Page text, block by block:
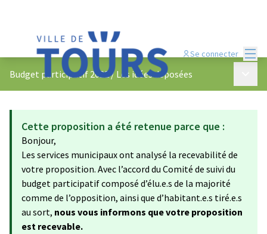
Se connecter
Budget participatif 2022/ Les idées déposées
Cette proposition a été retenue parce que :
Bonjour,
Les services municipaux ont analysé la recevabilité de
votre proposition. Avec l’accord du Comité de suivi du
budget participatif composé d’élu.e.s de la majorité
comme de l’opposition, ainsi que d’habitant.e.s tiré.e.s
au sort, nous vous informons que votre proposition
est recevable.